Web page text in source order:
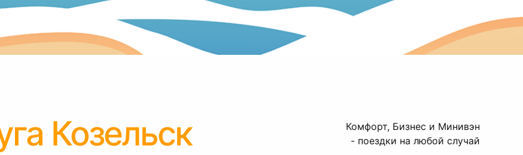
Козельск
Комфорт, Бизнес и Минивэн
- поездки на любой случай